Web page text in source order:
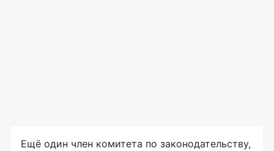
Ещё один член комитета по законодательству,